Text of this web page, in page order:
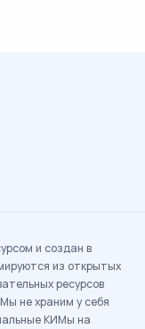
и создан в
из открытых
ресурсов
не храним у себя
КИМы на